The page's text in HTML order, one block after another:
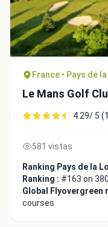
France • Pays de
Le Mans Golf
4.29/ 5
581 vistas
Ranking Pays de la
Ranking : #163 on
Global Flyovergreen
courses